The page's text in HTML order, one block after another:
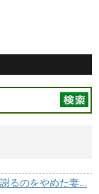
るのをやめた妻…